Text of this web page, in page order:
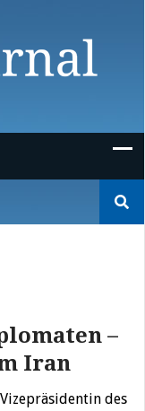
nach:
–
Iran
des